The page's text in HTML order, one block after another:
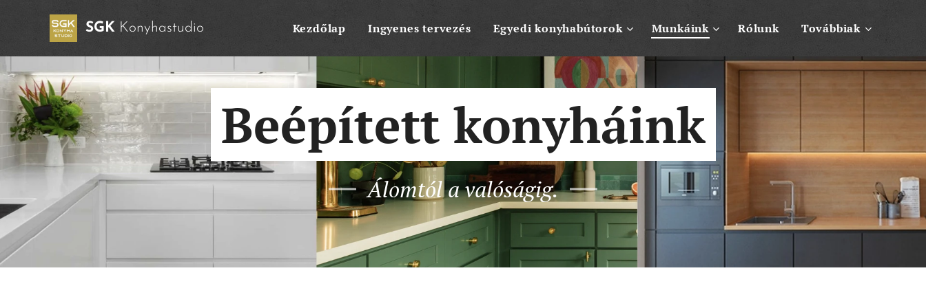
SGK Konyhastudio Kezdőlap Ingyenes tervezés Egyedi konyhabútorok Munkáink Rólunk Továbbiak
Beépített konyháink
Álomtól a valóságig.